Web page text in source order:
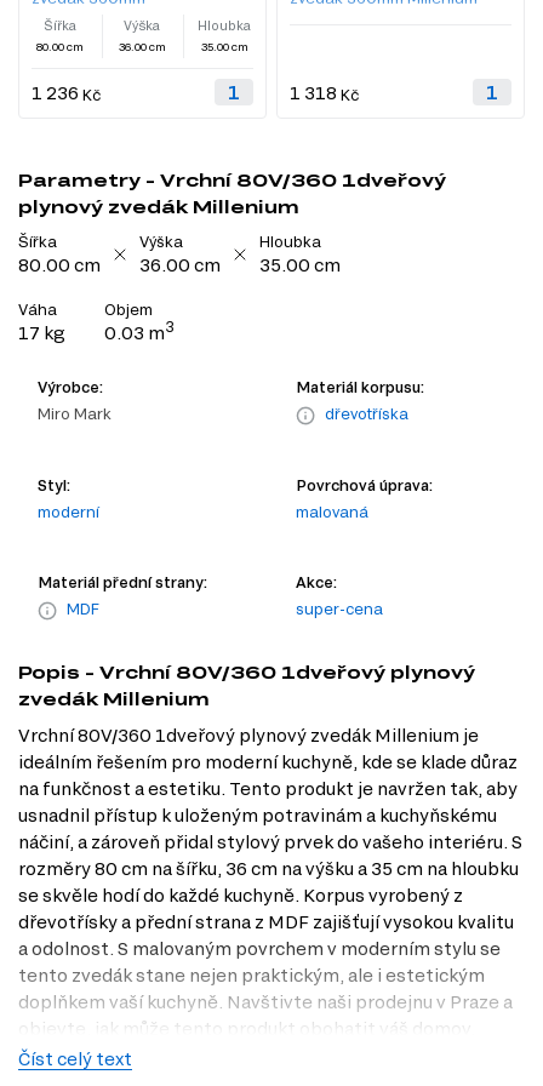
Šířka
80.00 cm
Výška
36.00 cm
Hloubka
35.00 cm
1 236 Kč 1 318 Kč
Parametry - Vrchní 80V/360 1dveřový
plynový zvedák Millenium
Šířka
80.00 cm
Výška
36.00 cm
Hloubka
35.00 cm
Váha
17 kg
Objem
0.03 m3
Výrobce:
Miro Mark
Materiál korpusu:
dřevotříska
Styl:
moderní
Povrchová úprava:
malovaná
Materiál přední strany:
MDF
Akce:
super-cena
Popis - Vrchní 80V/360 1dveřový plynový
zvedák Millenium
Vrchní 80V/360 1dveřový plynový zvedák Millenium je
ideálním řešením pro moderní kuchyně, kde se klade důraz
na funkčnost a estetiku. Tento produkt je navržen tak, aby
usnadnil přístup k uloženým potravinám a kuchyňskému
náčiní, a zároveň přidal stylový prvek do vašeho interiéru. S
rozměry 80 cm na šířku, 36 cm na výšku a 35 cm na hloubku
se skvěle hodí do každé kuchyně. Korpus vyrobený z
dřevotřísky a přední strana z MDF zajišťují vysokou kvalitu
a odolnost. S malovaným povrchem v moderním stylu se
tento zvedák stane nejen praktickým, ale i estetickým
doplňkem vaší kuchyně. Navštivte naši prodejnu v Praze a
objevte, jak může tento produkt obohatit váš domov.
Dostupné modifikace produktu
Číst celý text